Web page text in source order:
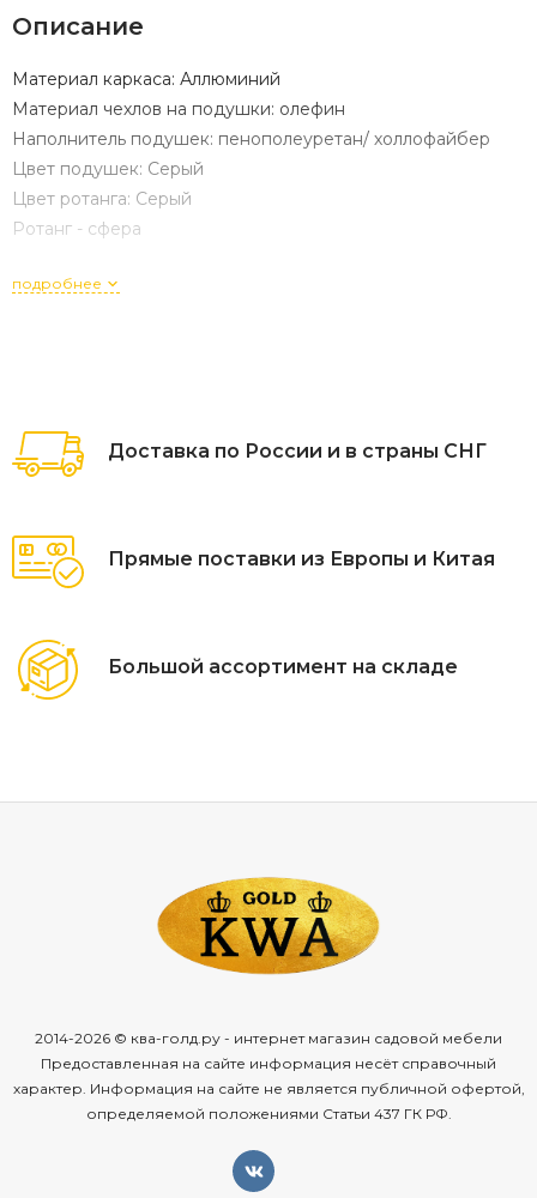
Описание
Материал каркаса: Аллюминий
Материал чехлов на подушки: олефин
Наполнитель подушек: пенополеуретан/ холлофайбер
Цвет подушек: Серый
Цвет ротанга: Серый
Ротанг - сфера
подробнее
Доставка по России и в страны СНГ
Прямые поставки из Европы и Китая
Большой ассортимент на складе
2014-2026 © ква-голд.ру - интернет магазин садовой мебели
Предоставленная на сайте информация несёт справочный
характер. Информация на сайте не является публичной офертой,
определяемой положениями Статьи 437 ГК РФ.